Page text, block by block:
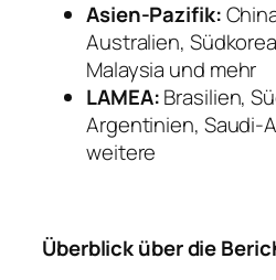
Asien-Pazifik:
Australien,
Malaysia und mehr
LAMEA:Brasilien,
Argentinien, Saudi-
weitere
Überblick über die